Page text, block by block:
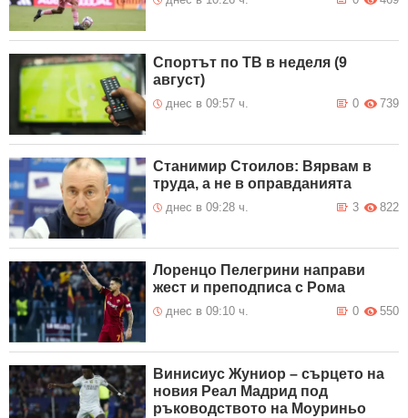
Спортът по ТВ в неделя (9
август)
днес в 09:57 ч. 739
0
Станимир Стоилов: Вярвам в
труда, а не в оправданията
днес в 09:28 ч. 822
3
Лоренцо Пелегрини направи
жест и преподписа с Рома
днес в 09:10 ч. 550
0
Винисиус Жуниор – сърцето на
новия Реал Мадрид под
ръководството на Моуриньо